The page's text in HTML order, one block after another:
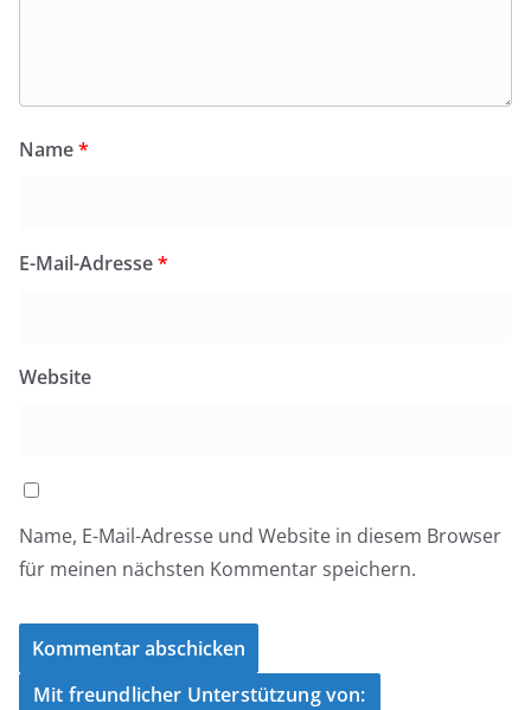
Name*
E-Mail-Adresse*
Website
Name, E-Mail-Adresse und Website in diesem Browser
für meinen nächsten Kommentar speichern.
Mit freundlicher Unterstützung von: